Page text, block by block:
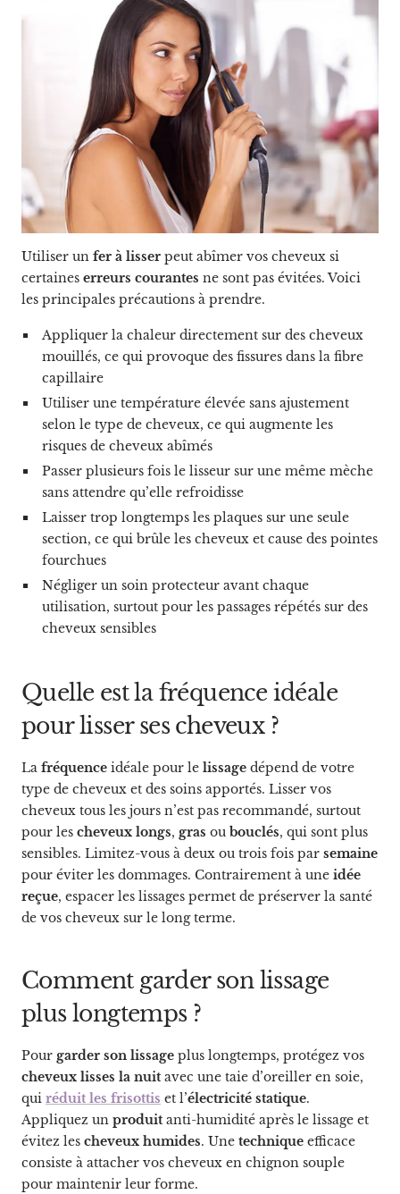
Utiliser un fer à lisser peut abîmer vos cheveux si
certaines erreurs courantes ne sont pas évitées. Voici
les principales précautions à prendre.
Appliquer la chaleur directement sur des cheveux
mouillés, ce qui provoque des fissures dans la fibre
capillaire
Utiliser une température élevée sans ajustement
selon le type de cheveux, ce qui augmente les
risques de cheveux abîmés
Passer plusieurs fois le lisseur sur une même mèche
sans attendre qu’elle refroidisse
Laisser trop longtemps les plaques sur une seule
section, ce qui brûle les cheveux et cause des pointes
fourchues
Négliger un soin protecteur avant chaque
utilisation, surtout pour les passages répétés sur des
cheveux sensibles
Quelle est la fréquence idéale
pour lisser ses cheveux ?
La fréquence idéale pour le lissage dépend de votre
type de cheveux et des soins apportés. Lisser vos
cheveux tous les jours n’est pas recommandé, surtout
pour les cheveux longs, gras ou bouclés, qui sont plus
sensibles. Limitez-vous à deux ou trois fois par semaine
pour éviter les dommages. Contrairement à une idée
reçue, espacer les lissages permet de préserver la santé
de vos cheveux sur le long terme.
Comment garder son lissage
plus longtemps ?
Pour garder son lissage plus longtemps, protégez vos
cheveux lisses la nuit avec une taie d’oreiller en soie,
qui réduit les frisottis et l’électricité statique.
Appliquez un produit anti-humidité après le lissage et
évitez les cheveux humides. Une technique efficace
consiste à attacher vos cheveux en chignon souple
pour maintenir leur forme.